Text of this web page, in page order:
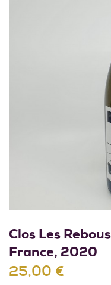
Clos Les
France, 2020
25,00 €